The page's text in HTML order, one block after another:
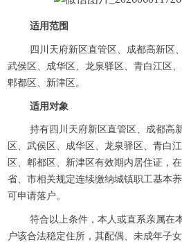
适用范围
四川天府新区直管区、成都高新区
武侯区、成华区、龙泉驿区、青白江区
郫都区、新津区。
适用对象
持有四川天府新区直管区、成都高
区、武侯区、成华区、龙泉驿区、青白
区、郫都区、新津区有效期内居住证，
省、市相关规定连续缴纳城镇职工基本
可申请落户。
符合以上条件，本人或直系亲属在
户该合法稳定住所，其配偶、未成年子